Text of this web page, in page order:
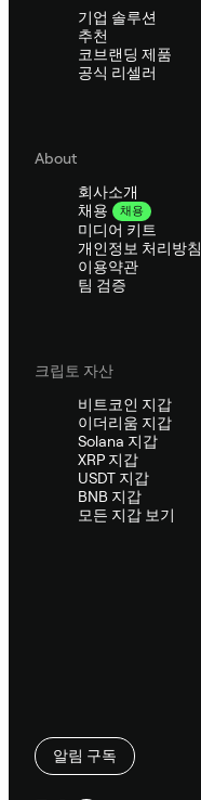
기업 솔루션
추천
코브랜딩 제품
공식 리셀러
About
회사소개
채용
채용
미디어 키트
개인정보 처리방침
이용약관
팀 검증
크립토 자산
비트코인 지갑
이더리움 지갑
Solana 지갑
XRP 지갑
USDT 지갑
BNB 지갑
모든 지갑 보기
알림 구독